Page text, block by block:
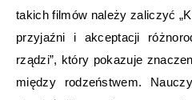
takich filmów należy zaliczyć
przyjaźni i akceptacji
rządzi”, który pokazuje
między rodzeństwem.